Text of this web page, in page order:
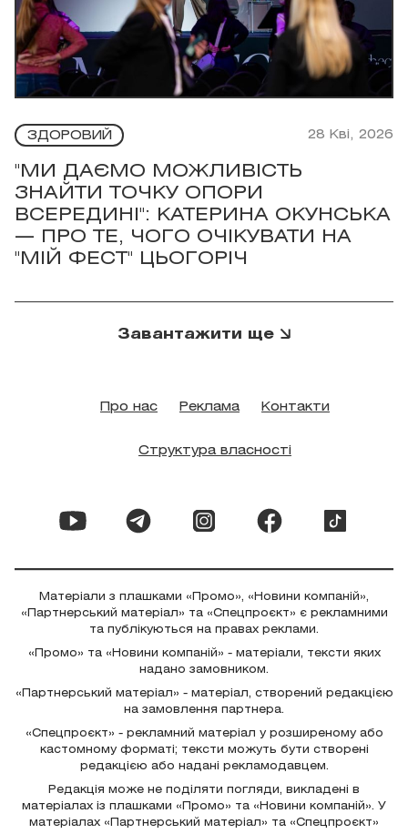
ЗДОРОВИЙ 28 Кві, 2026
"МИ ДАЄМО МОЖЛИВІСТЬ
ЗНАЙТИ ТОЧКУ ОПОРИ
ВСЕРЕДИНІ": КАТЕРИНА ОКУНСЬКА
— ПРО ТЕ, ЧОГО ОЧІКУВАТИ НА
"МІЙ ФЕСТ" ЦЬОГОРІЧ
Завантажити ще
Про нас Реклама Контакти
Структура власності
Матеріали з плашками «Промо», «Новини компаній»,
«Партнерський матеріал» та «Спецпроєкт» є рекламними
та публікуються на правах реклами.
«Промо» та «Новини компаній» - матеріали, тексти яких
надано замовником.
«Партнерський матеріал» - матеріал, створений редакцією
на замовлення партнера.
«Спецпроєкт» - рекламний матеріал у розширеному або
кастомному форматі; тексти можуть бути створені
редакцією або надані рекламодавцем.
Редакція може не поділяти погляди, викладені в
матеріалах із плашками «Промо» та «Новини компаній». У
матеріалах «Партнерський матеріал» та «Спецпроєкт»